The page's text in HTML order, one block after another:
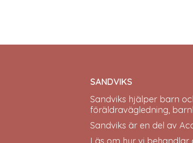
SANDVIKS
Sandviks hjälper barn
föräldravägledning,
Sandviks är en del av